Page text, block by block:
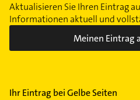
Aktualisieren Sie Ihren Eintrag
Informationen aktuell und
Meinen Eintrag
Ihr Eintrag bei Gelbe Seiten